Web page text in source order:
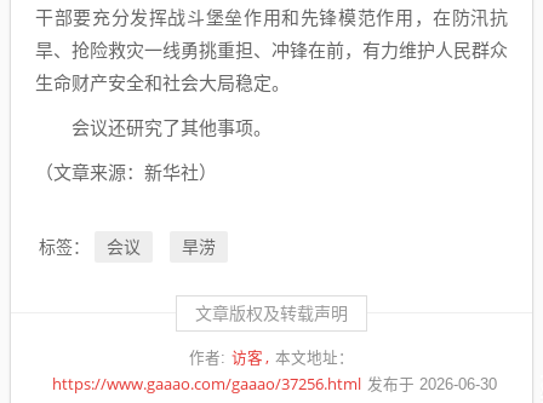
干部要充分发挥战斗堡垒作用和先锋模范作用，在防汛抗
旱、抢险救灾一线勇挑重担、冲锋在前，有力维护人民群众
生命财产安全和社会大局稳定。
会议还研究了其他事项。
（文章来源：新华社）
标签： 会议 旱涝
文章版权及转载声明
作者: 访客 本文地址：
https://www.gaaao.com/gaaao/37256.html 发布于 2026-06-30